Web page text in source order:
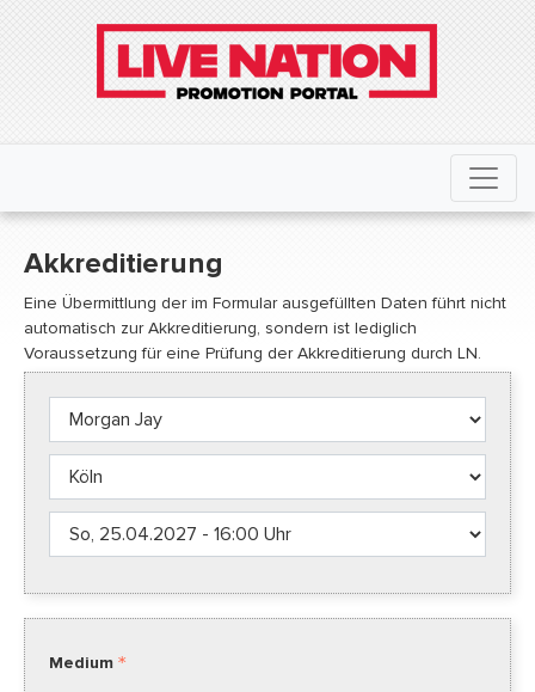
Akkreditierung
Eine Übermittlung der im Formular ausgefüllten Daten führt nicht
automatisch zur Akkreditierung, sondern ist lediglich
Voraussetzung für eine Prüfung der Akkreditierung durch LN.
Medium